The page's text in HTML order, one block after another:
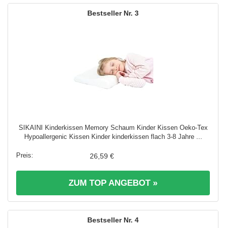
3
SIKAINI Kinderkissen Memory Schaum Kinder Kissen Oeko-Tex
Hypoallergenic Kissen Kinder kinderkissen flach 3-8 Jahre ...
26,59 €
ZUM TOP ANGEBOT »
4